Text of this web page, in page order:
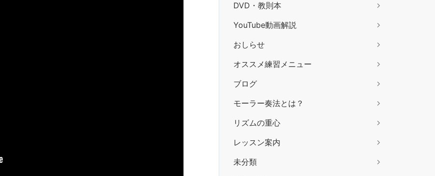
DVD・教則本
YouTube動画解説
おしらせ
オススメ練習メニュー
ブログ
モーラー奏法とは？
リズムの重心
レッスン案内
未分類